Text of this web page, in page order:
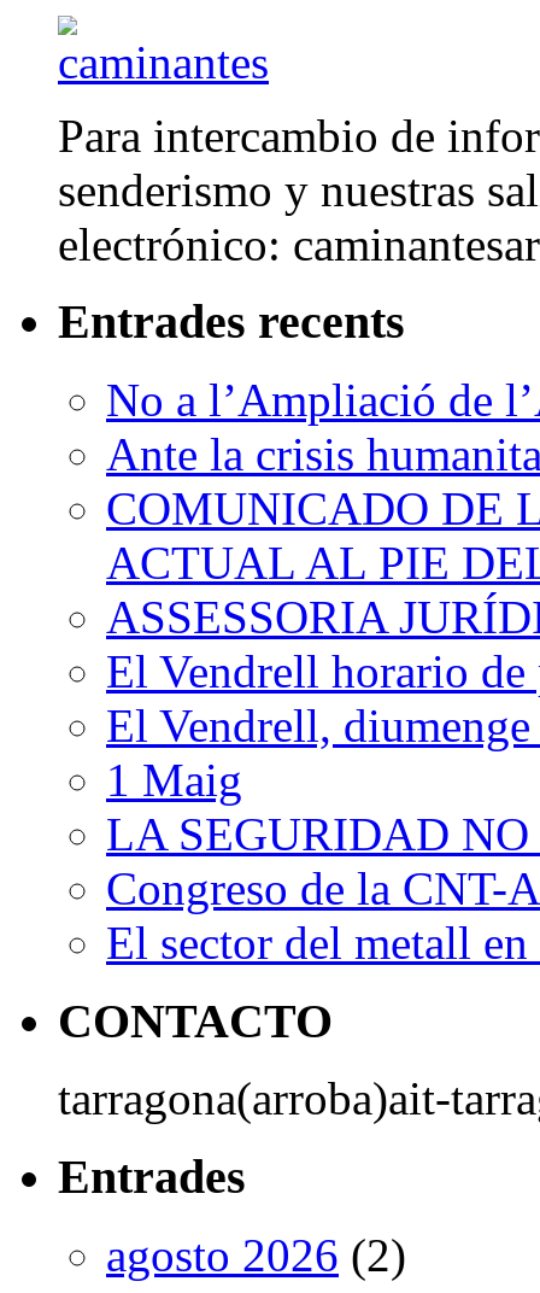
Para intercambio de
senderismo y nuestras
electrónico:
Entrades recents
No a l’Ampliació de
Ante la crisis
COMUNICADO DE
ACTUAL AL PIE
ASSESSORIA
El Vendrell horario de
El Vendrell,
1 Maig
LA SEGURIDAD
Congreso de la
El sector del metall
CONTACTO
tarragona(arroba)ait-
Entrades
agosto 2026 (2)